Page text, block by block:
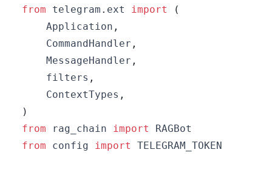
from telegram . ext import
(
    Application
,
    CommandHandler
,
    MessageHandler
,
    filters
,
    ContextTypes
,
)
from rag_chain import
from config import